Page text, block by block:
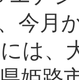
今月
は、